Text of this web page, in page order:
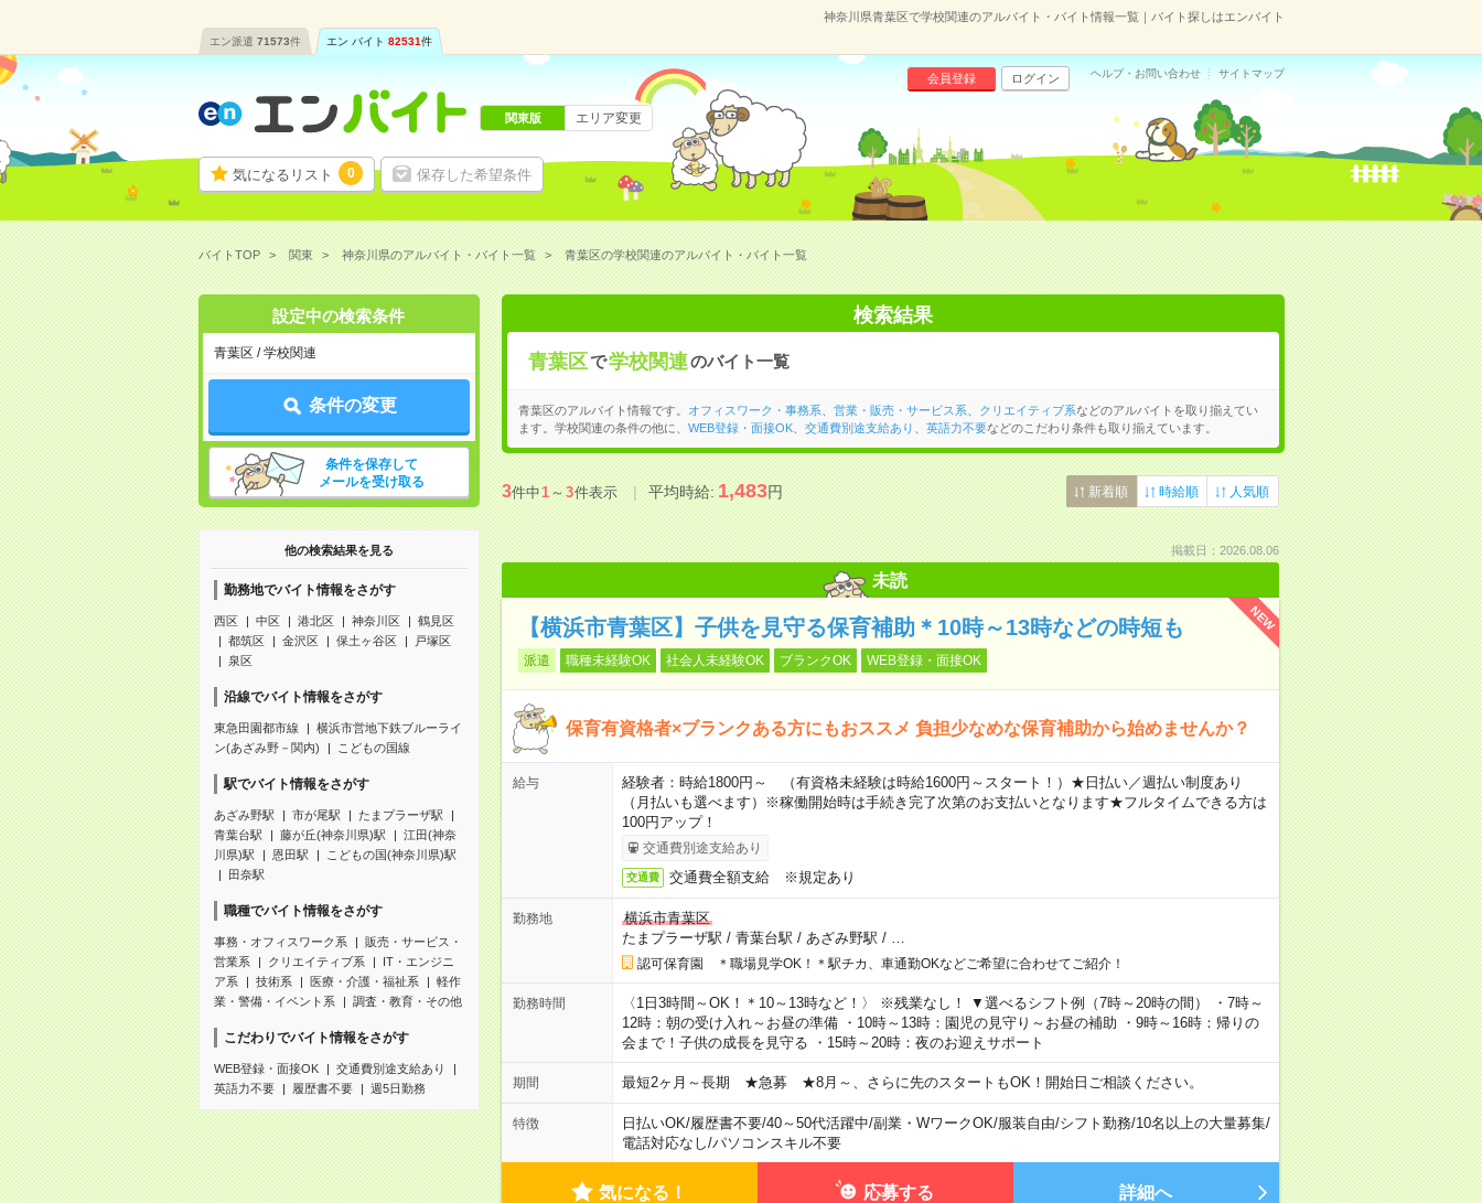
神奈川県青葉区で学校関連のアルバイト・バイト情報一覧｜バイト探しはエンバイト
エン派遣 71573件 エン バイト 82531件
気になるリスト 0 保存した希望条件
会員登録 ログイン ヘルプ・お問い合わせ サイトマップ
関東版 エリア変更
バイトTOP 関東 神奈川県のアルバイト・バイト一覧 青葉区の学校関連のアルバイト・バイト一覧
設定中の検索条件
青葉区 / 学校関連
条件の変更
条件を保存して
メールを受け取る
他の検索結果を見る
勤務地でバイト情報をさがす
西区 中区 港北区 神奈川区
鶴見区
都筑区
金沢区 保土ヶ谷区
戸塚区
泉区
沿線でバイト情報をさがす
東急田園都市線
横浜市営地下鉄ブルーライ
ン(あざみ野－関内)
こどもの国線
駅でバイト情報をさがす
あざみ野駅 市が尾駅
たまプラーザ駅
青葉台駅
藤が丘(神奈川県)駅
江田(神奈
川県)駅
恩田駅
こどもの国(神奈川県)駅
田奈駅
職種でバイト情報をさがす
事務・オフィスワーク系
販売・サービス・
営業系
クリエイティブ系
IT・エンジニ
ア系
技術系 医療・介護・福祉系
軽作
業・警備・イベント系
調査・教育・その他
こだわりでバイト情報をさがす
WEB登録・面接OK
交通費別途支給あり
英語力不要
履歴書不要 週5日勤務
検索結果
青葉区で学校関連のバイト一覧
青葉区のアルバイト情報です。 オフィスワーク・事務系 営業・販売・サービス系 クリエイティブ系などのアルバイトを取り揃えてい
ます。学校関連の条件の他に、 WEB登録・面接OK、 交通費別途支給あり 英語力不要などのこだわり条件も取り揃えています。
3件中1～3件表示 平均時給:1,483円 新着順 時給順 人気順
掲載日：2026.08.06
未読
NEW
【横浜市青葉区】子供を見守る保育補助＊10時～13時などの時短も
派遣 職種未経験OK 社会人未経験OK ブランクOK WEB登録・面接OK
保育有資格者×ブランクある方にもおススメ 負担少なめな保育補助から始めませんか？
給与
経験者：時給1800円～ （有資格未経験は時給1600円～スタート！）★日払い／週払い制度あり
（月払いも選べます）※稼働開始時は手続き完了次第のお支払いとなります★フルタイムできる方は
100円アップ！
交通費別途支給あり
交通費 交通費全額支給 ※規定あり
勤務地
横浜市青葉区
たまプラーザ駅 / 青葉台駅 / あざみ野駅 /
認可保育園 ＊職場見学OK！＊駅チカ、車通勤OKなどご希望に合わせてご紹介！
勤務時間
〈1日3時間～OK！＊10～13時など！〉 ※残業なし！ ▼選べるシフト例（7時～20時の間） ・7時～
12時：朝の受け入れ～お昼の準備 ・10時～13時：園児の見守り～お昼の補助 ・9時～16時：帰りの
会まで！子供の成長を見守る ・15時～20時：夜のお迎えサポート
期間 最短2ヶ月～長期 ★急募 ★8月～、さらに先のスタートもOK！開始日ご相談ください。
特徴 日払いOK/履歴書不要/40～50代活躍中/副業・WワークOK/服装自由/シフト勤務/10名以上の大量募集/
電話対応なし/パソコンスキル不要
気になる！ 応募する 詳細へ